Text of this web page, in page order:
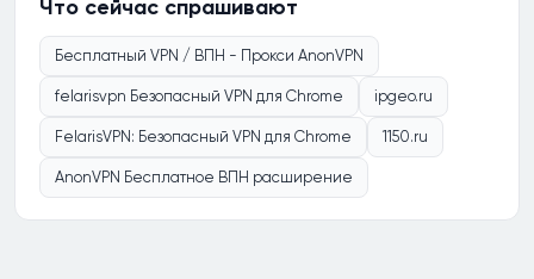
Что сейчас спрашивают
Бесплатный VPN / ВПН - Прокси AnonVPN
felarisvpn Безопасный VPN для Chrome ipgeo.ru
FelarisVPN: Безопасный VPN для Chrome 1150.ru
AnonVPN Бесплатное ВПН расширение